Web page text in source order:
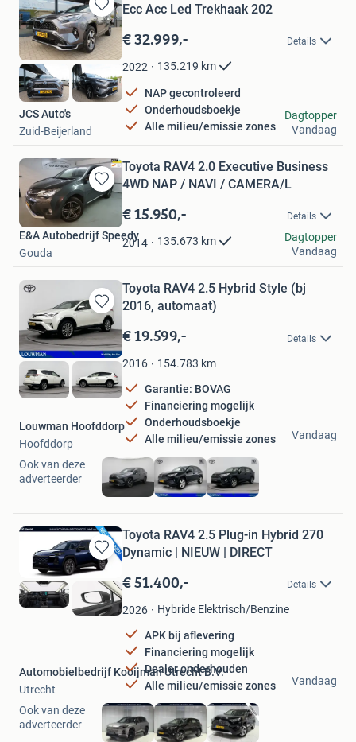
Bewaren
in
Mijn
Favorieten
Ecc Acc Led Trekhaak 202
€ 32.999,- Details
2022 135.219 km
NAP gecontroleerd
Onderhoudsboekje
Alle milieu/emissie zones
JCS Auto's
Zuid-Beijerland
Dagtopper
Vandaag
Bewaren
in
Favorieten
Toyota RAV4 2.0 Executive Business
4WD NAP / NAVI / CAMERA/L
€ 15.950,- Details
2014 135.673 km
E&A Autobedrijf Speedy
Gouda
Dagtopper
Vandaag
Bewaren
in
Mijn
Favorieten
Toyota RAV4 2.5 Hybrid Style (bj
2016, automaat)
€ 19.599,- Details
2016 154.783 km
Garantie: BOVAG
Financiering mogelijk
Onderhoudsboekje
Alle milieu/emissie zones
Louwman Hoofddorp
Hoofddorp
Vandaag
Ook van deze
adverteerder
Bewaren
in
Mijn
Favorieten
Toyota RAV4 2.5 Plug-in Hybrid 270
Dynamic | NIEUW | DIRECT
€ 51.400,- Details
2026 Hybride Elektrisch/Benzine
APK bij aflevering
Financiering mogelijk
Dealer onderhouden
Alle milieu/emissie zones
Automobielbedrijf Kooijman Utrecht B.V.
Utrecht
Vandaag
Ook van deze
adverteerder